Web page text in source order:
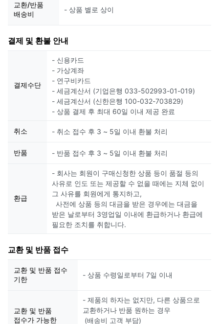
교환/반품
배송비
- 상품 별로 상이
결제 및 환불 안내
결제수단
- 신용카드
- 가상계좌
- 연구비카드
- 세금계산서 (기업은행 033-502993-01-019)
- 세금계산서 (신한은행 100-032-703829)
- 상품 결제 후 최대 60일 이내 제공 완료
취소 - 취소 접수 후 3 ~ 5일 이내 환불 처리
반품 - 반품 접수 후 3 ~ 5일 이내 환불 처리
환급
- 회사는 회원이 구매신청한 상품 등이 품절 등의
사유로 인도 또는 제공할 수 없을 때에는 지체 없이
그 사유를 회원에게 통지하고,
사전에 상품 등의 대금을 받은 경우에는 대금을
받은 날로부터 3영업일 이내에 환급하거나 환급에
필요한 조치를 취합니다.
교환 및 반품 접수
교환 및 반품 접수
기한
- 상품 수령일로부터 7일 이내
교환 및 반품
접수가 가능한
- 제품의 하자는 없지만, 다른 상품으로
교환하거나 반품 원하는 경우
(배송비 고객 부담)